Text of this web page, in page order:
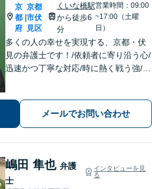
京
都
府
|
京都
市伏
見区
くいな橋駅
から徒歩6
分
営業時間：09:00
~17:00（土曜
日）
多くの人の幸せを実現する、京都・伏
見の弁護士です！/依頼者に寄り沿う心/
迅速かつ丁寧な対応/時に熱く戦う強/解
メールでお問い合わせ
嶋田 隼也 弁護
士
インタビューを見
る